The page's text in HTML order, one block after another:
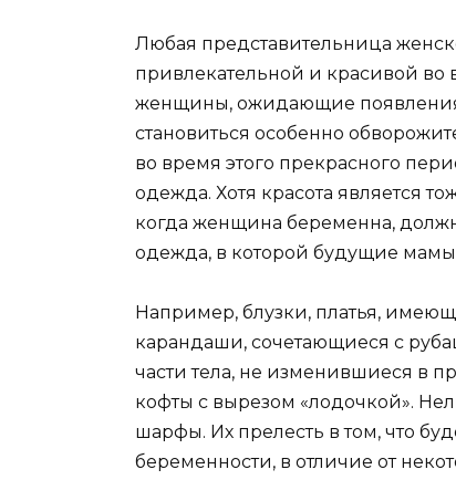
Любая представительница
привлекательной и красивой
женщины, ожидающие
становиться особенно
во время этого прекрасного
одежда. Хотя красота является
когда женщина беременна,
одежда, в которой будущие мамы
Например, блузки, платья,
карандаши, сочетающиеся с
части тела, не изменившиеся в
кофты с вырезом «лодочкой».
шарфы. Их прелесть в том, что
беременности, в отличие от